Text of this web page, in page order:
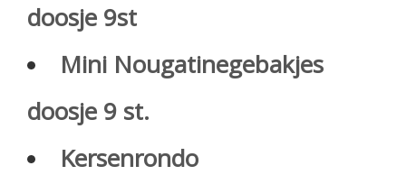
doosje 9st
Mini Nougatinegebakjes
doosje 9 st.
Kersenrondo